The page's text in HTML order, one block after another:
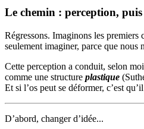
Le chemin : perception,
Régressons. Imaginons les premiers
seulement imaginer, parce que nous
Cette perception a conduit, selon
comme une structure plastique
Et si l’os peut se déformer, c’est
D’abord, changer d’idée...